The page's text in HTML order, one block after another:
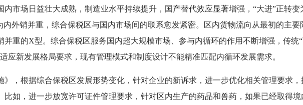
内市场日益壮大成熟，制造业水平持续提升，国产替代效应显著增强，“大进”正转变
内外销并重，综合保税区与国内市场间的联系愈发紧密。区内货物流向从最初的主要
并重的X型。综合保税区服务国内超大规模市场、参与内循环的作用不断增强，传统
应新发展格局要求，现有管理模式和制度设计不能精准匹配内循环发展需求。
》，根据综合保税区发展形势变化，针对企业的新诉求，进一步优化相关管理要求，
比如，进一步放宽许可证件管理要求，针对区内生产的药品和兽药，如果已经取得境